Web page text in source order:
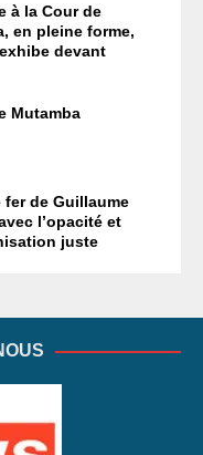
à la Cour de
en pleine forme,
devant
Mutamba
fer de Guillaume
l’opacité et
juste